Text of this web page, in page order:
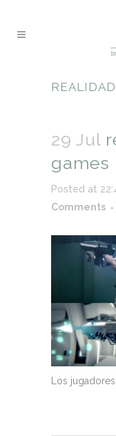
29 Jul
games
Posted at
Comments
Los